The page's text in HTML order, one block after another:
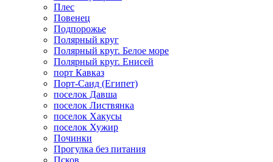
Плес
Повенец
Подпорожье
Полярный круг
Полярный круг. Белое море
Полярный круг. Енисей
порт Кавказ
Порт-Саид (Египет)
поселок Давша
поселок Листвянка
поселок Хакусы
поселок Хужир
Починки
Прогулка без питания
Псков